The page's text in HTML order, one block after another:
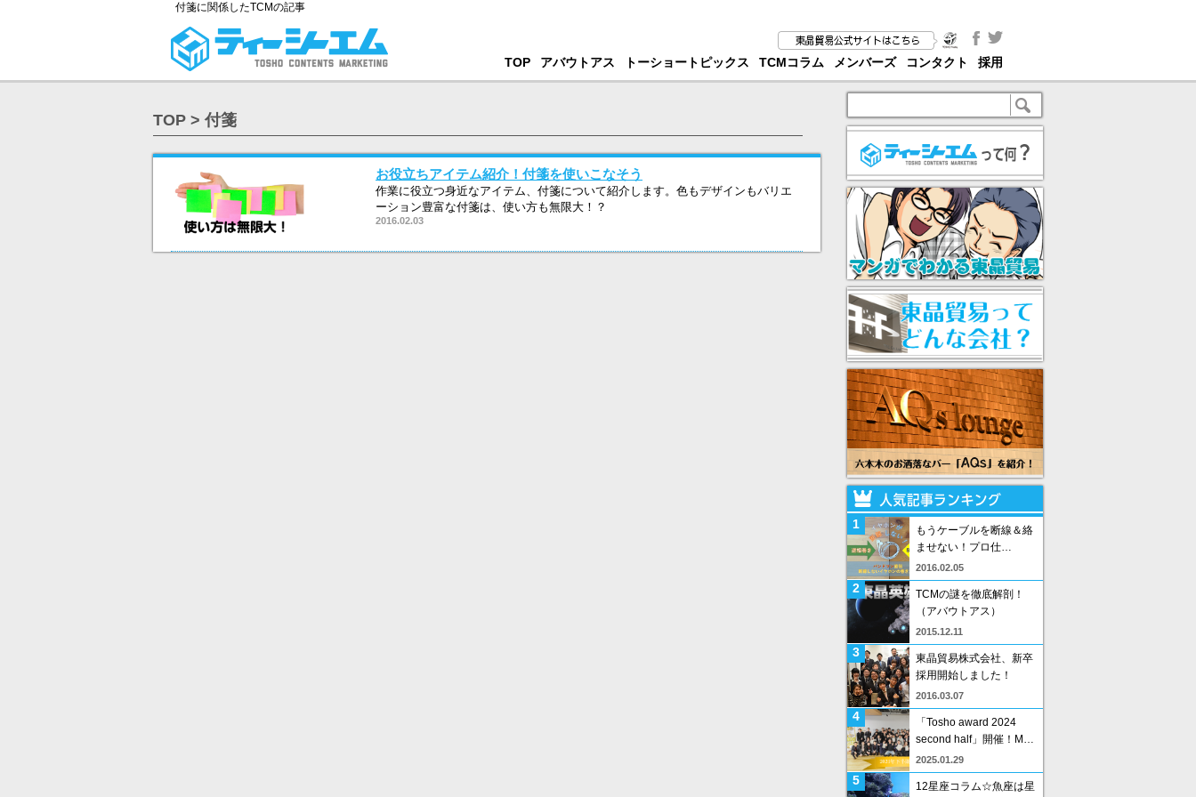
付箋に関係したTCMの記事
TOP アバウトアス トーショートピックス TCMコラム メンバーズ コンタクト 採用
TOP > 付箋
お役立ちアイテム紹介！付箋を使いこなそう
作業に役立つ身近なアイテム、付箋について紹介します。色もデザインもバリエ
ーション豊富な付箋は、使い方も無限大！？
2016.02.03
1
もうケーブルを断線＆絡
ませない！プロ仕…
2016.02.05
2
TCMの謎を徹底解剖！
（アバウトアス）
2015.12.11
3
東晶貿易株式会社、新卒
採用開始しました！
2016.03.07
4
「Tosho award 2024
second half」開催！M…
2025.01.29
5 12星座コラム☆魚座は星